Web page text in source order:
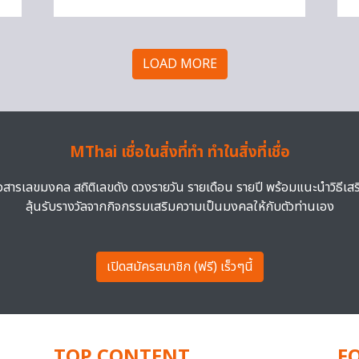
LOAD MORE
MThai เชื่อในสิ่งที่ทำ ทำในสิ่งที่เชื่อ
สารเลขมงคล สถิติเลขดัง ดวงรายวัน รายเดือน รายปี พร้อมแนะนำวิธีเส
ลุ้นรับรางวัลจากกิจกรรมเสริมความเป็นมงคลให้กับตัวท่านเอง
เปิดสมัครสมาชิก (ฟรี) เร็วๆนี้